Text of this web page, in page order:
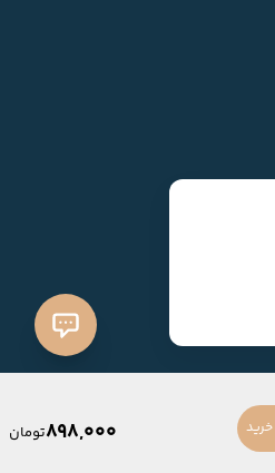
898,000تومان
فروشگاه ساز میهن شاپ